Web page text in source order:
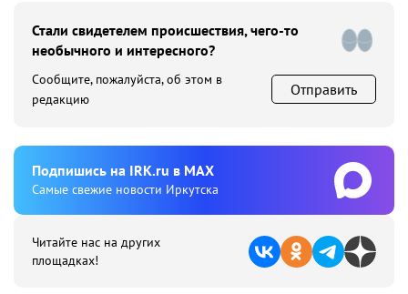
Стали свидетелем происшествия, чего-то
необычного и интересного?
Сообщите, пожалуйста, об этом в
редакцию
Отправить
Подпишиcь на IRK.ru в MAX
Cамые свежие новости Иркутска
Читайте нас на других
площадках!